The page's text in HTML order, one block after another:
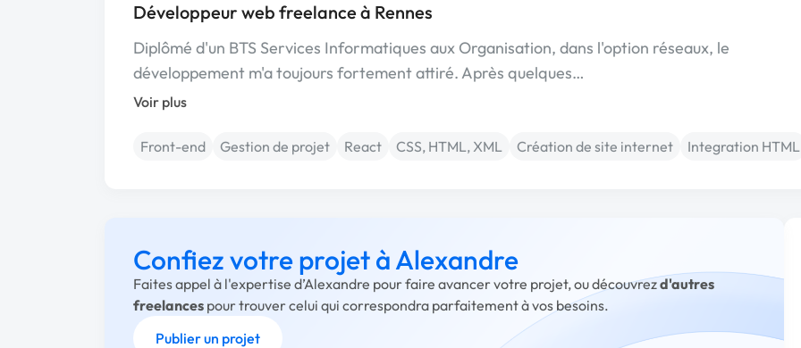
Développeur web freelance à Rennes
Diplômé d'un BTS Services Informatiques aux Organisation, dans l'option réseaux, le
développement m'a toujours fortement attiré. Après quelques…
Voir plus
Front-end Gestion de projet React CSS, HTML, XML Création de site internet Integration HTML
Confiez votre projet à Alexandre
Faites appel à l'expertise d’Alexandre pour faire avancer votre projet, ou découvrezd'autres
freelances pour trouver celui qui correspondra parfaitement à vos besoins.
Publier un projet